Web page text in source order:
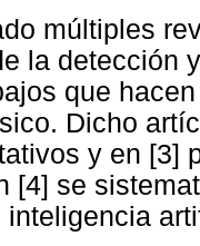
múltiples
la detección
que
Dicho
y en [3]
[4] se
inteligencia